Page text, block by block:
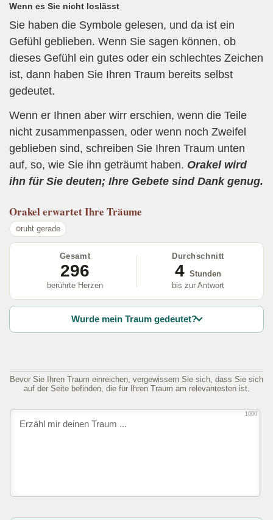
Wenn es Sie nicht loslässt
Sie haben die Symbole gelesen, und da ist ein
Gefühl geblieben. Wenn Sie sagen können, ob
dieses Gefühl ein gutes oder ein schlechtes Zeichen
ist, dann haben Sie Ihren Traum bereits selbst
gedeutet.
Wenn er Ihnen aber wirr erschien, wenn die Teile
nicht zusammenpassen, oder wenn noch Zweifel
geblieben sind, schreiben Sie Ihren Traum unten
auf, so, wie Sie ihn geträumt haben. Orakel wird
ihn für Sie deuten; Ihre Gebete sind Dank genug.
Orakelerwartet Ihre Träume
ruht gerade
Gesamt
296
berührte Herzen
Durchschnitt
4 Stunden
bis zur Antwort
Wurde mein Traum gedeutet?
Bevor Sie Ihren Traum einreichen, vergewissern Sie sich, dass Sie sich
auf der Seite befinden, die für Ihren Traum am relevantesten ist.
1000